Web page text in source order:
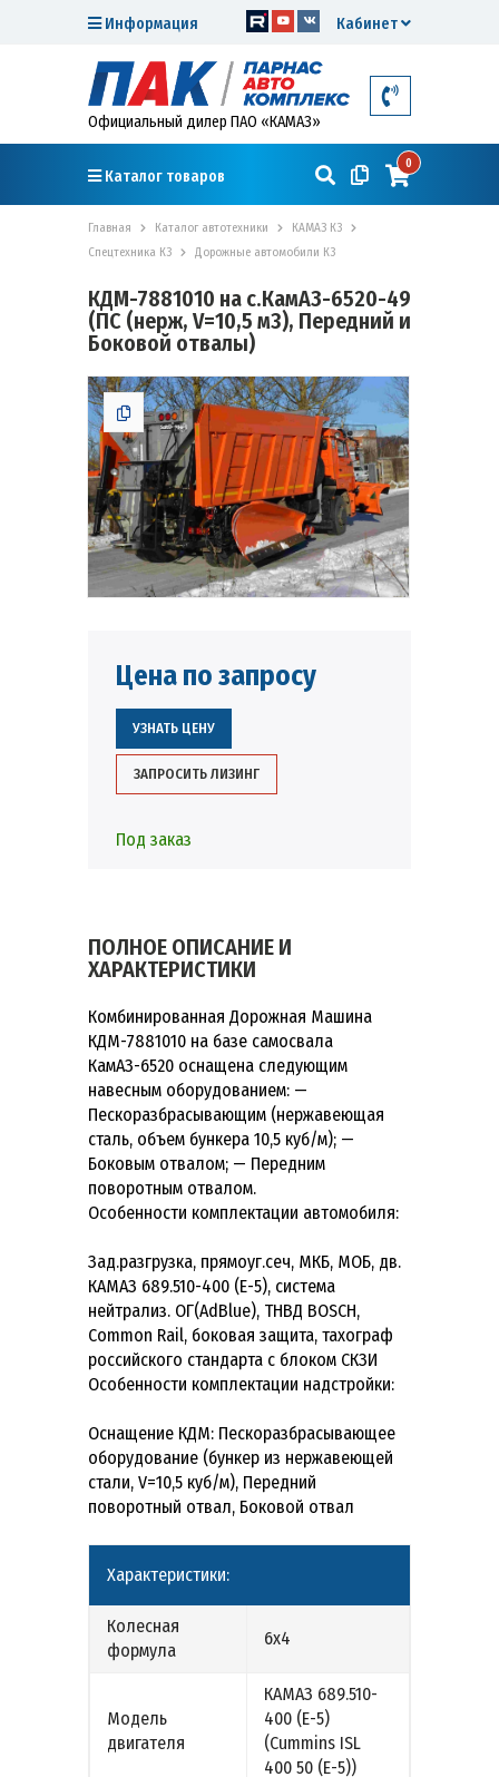
Кабинет
Информация
Официальный дилер ПАО «КАМАЗ»
Каталог товаров
0
Главная Каталог автотехники
КАМАЗ К3
Спецтехника К3
Дорожные автомобили К3
КДМ-7881010 на с.КамАЗ-6520-49
(ПС (нерж, V=10,5 м3), Передний и
Боковой отвалы)
Цена по запросу
УЗНАТЬ ЦЕНУ
ЗАПРОСИТЬ ЛИЗИНГ
Под заказ
ПОЛНОЕ ОПИСАНИЕ И
ХАРАКТЕРИСТИКИ
Комбинированная Дорожная Машина
КДМ-7881010 на базе самосвала
КамАЗ-6520 оснащена следующим
навесным оборудованием: —
Пескоразбрасывающим (нержавеющая
сталь, объем бункера 10,5 куб/м); —
Боковым отвалом; — Передним
поворотным отвалом.
Особенности комплектации автомобиля:
Зад.разгрузка, прямоуг.сеч, МКБ, МОБ, дв.
КАМАЗ 689.510-400 (Е-5), система
нейтрализ. ОГ(AdBlue), ТНВД BOSCH,
Common Rail, боковая защита, тахограф
российского стандарта с блоком СКЗИ
Особенности комплектации надстройки:
Оснащение КДМ: Пескоразбрасывающее
оборудование (бункер из нержавеющей
стали, V=10,5 куб/м), Передний
поворотный отвал, Боковой отвал
Характеристики:
Колесная
формула
6х4
Модель
двигателя
КАМАЗ 689.510-
400 (Е-5)
(Cummins ISL
400 50 (Е-5))